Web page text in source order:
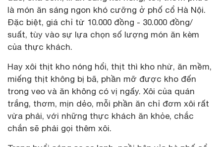
là món ăn sáng ngon khó cưỡng ở phố cổ Hà Nội.
Đặc biệt, giá chỉ từ 10.000 đồng - 30.000 đồng/
suất, tùy vào sự lựa chọn số lượng món ăn kèm
của thực khách.
Hay xôi thịt kho nóng hổi, thịt thì kho nhừ, ăn mềm,
miếng thịt không bị bã, phần mỡ được kho đến
trong veo và ăn không có vị ngấy. Xôi của quán
trắng, thơm, mịn dẻo, mỗi phần ăn chỉ đơm xôi rất
vừa phải, với những thực khách ăn khỏe, chắc
chắn sẽ phải gọi thêm xôi.